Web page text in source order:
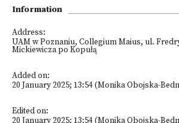
Information
Address:
UAM w Poznaniu, Collegium Maius, ul.
Mickiewicza po Kopułą
Added on:
20 January 2025; 13:54 (Monika Obojska-
Edited on:
20 January 2025; 13:54 (Monika Obojska-